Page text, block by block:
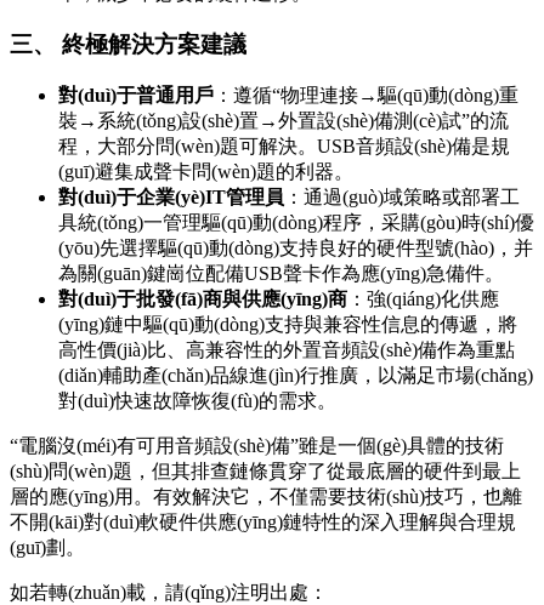
三、 終極解決方案建議
對(duì)于普通用戶 ：遵循“物理連接→驅(qū)動(dòng)重
裝→系統(tǒng)設(shè)置→外置設(shè)備測(cè)試”的流
程，大部分問(wèn)題可解決。USB音頻設(shè)備是規
(guī)避集成聲卡問(wèn)題的利器。
對(duì)于企業(yè)IT管理員 ：通過(guò)域策略或部署工
具統(tǒng)一管理驅(qū)動(dòng)程序，采購(gòu)時(shí)優
(yōu)先選擇驅(qū)動(dòng)支持良好的硬件型號(hào)，并
為關(guān)鍵崗位配備USB聲卡作為應(yīng)急備件。
對(duì)于批發(fā)商與供應(yīng)商 ：強(qiáng)化供應
(yīng)鏈中驅(qū)動(dòng)支持與兼容性信息的傳遞，將
高性價(jià)比、高兼容性的外置音頻設(shè)備作為重點
(diǎn)輔助產(chǎn)品線進(jìn)行推廣，以滿足市場(chǎng)
對(duì)快速故障恢復(fù)的需求。
“電腦沒(méi)有可用音頻設(shè)備”雖是一個(gè)具體的技術
(shù)問(wèn)題，但其排查鏈條貫穿了從最底層的硬件到最上
層的應(yīng)用。有效解決它，不僅需要技術(shù)技巧，也離
不開(kāi)對(duì)軟硬件供應(yīng)鏈特性的深入理解與合理規
(guī)劃。
如若轉(zhuǎn)載，請(qǐng)注明出處：